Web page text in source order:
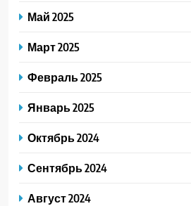
Май 2025
Март 2025
Февраль 2025
Январь 2025
Октябрь 2024
Сентябрь 2024
Август 2024